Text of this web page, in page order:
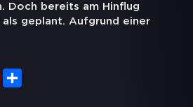
Doch bereits am Hinflug
geplant. Aufgrund einer
Reddit